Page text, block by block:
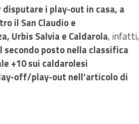
disputare i play-out in casa, a
il San Claudio e
Urbis Salvia e Caldarola, infatti,
secondo posto nella classifica
+10 sui caldarolesi
off/play-out nell’articolo di